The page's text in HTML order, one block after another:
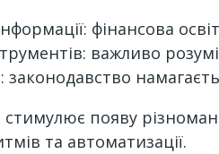
фінансова
важливо
законодавство
появу
та автоматизації.